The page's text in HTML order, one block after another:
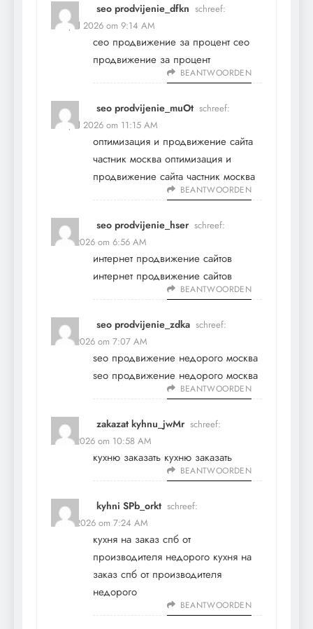
seo prodvijenie_dfkn schreef:
30 april 2026 om 9:14 AM
сео продвижение за процент сео
продвижение за процент
BEANTWOORDEN
seo prodvijenie_muOt schreef:
30 april 2026 om 11:15 AM
оптимизация и продвижение сайта
частник москва оптимизация и
продвижение сайта частник москва
BEANTWOORDEN
seo prodvijenie_hser schreef:
1 mei 2026 om 6:56 AM
интернет продвижение сайтов
интернет продвижение сайтов
BEANTWOORDEN
seo prodvijenie_zdka schreef:
1 mei 2026 om 7:07 AM
seo продвижение недорого москва
seo продвижение недорого москва
BEANTWOORDEN
zakazat kyhnu_jwMr schreef:
1 mei 2026 om 10:58 AM
кухню заказать кухню заказать
BEANTWOORDEN
kyhni SPb_orkt schreef:
2 mei 2026 om 7:24 AM
кухня на заказ спб от
производителя недорого кухня на
заказ спб от производителя
недорого
BEANTWOORDEN